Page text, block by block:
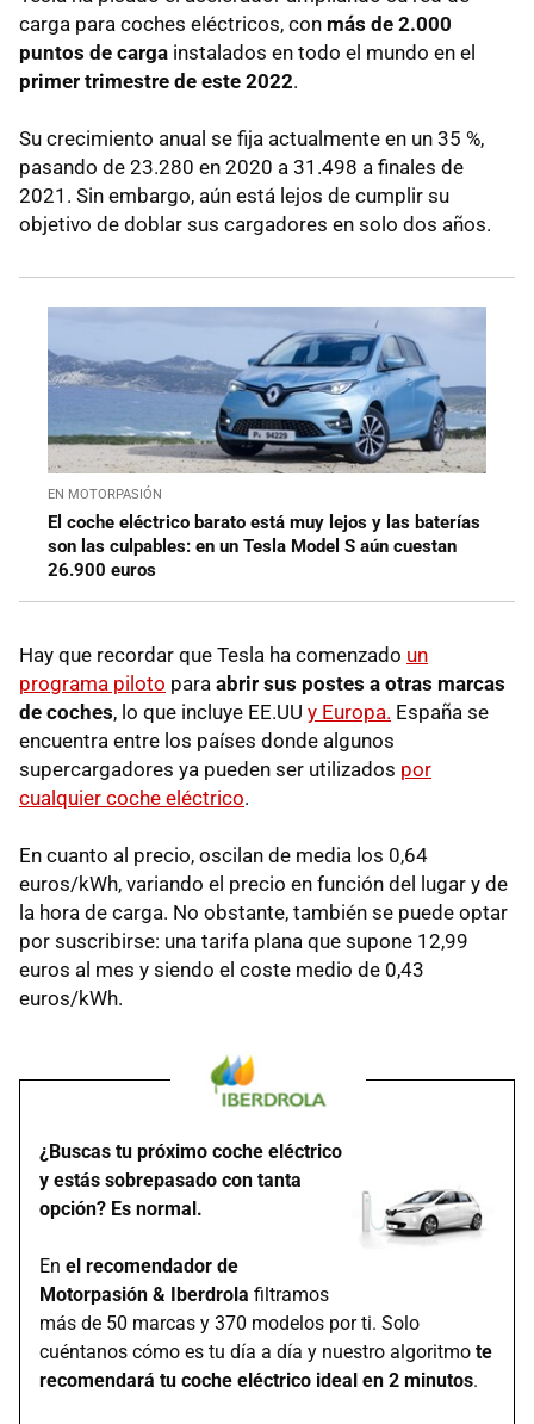
carga para coches eléctricos, con más de 2.000
puntos de carga instalados en todo el mundo en el
primer trimestre de este 2022.
Su crecimiento anual se fija actualmente en un 35 %,
pasando de 23.280 en 2020 a 31.498 a finales de
2021. Sin embargo, aún está lejos de cumplir su
objetivo de doblar sus cargadores en solo dos años.
EN MOTORPASIÓN
El coche eléctrico barato está muy lejos y las baterías
son las culpables: en un Tesla Model S aún cuestan
26.900 euros
Hay que recordar que Tesla ha comenzado un
programa piloto para abrir sus postes a otras marcas
de coches, lo que incluye EE.UU y Europa. España se
encuentra entre los países donde algunos
supercargadores ya pueden ser utilizados por
cualquier coche eléctrico.
En cuanto al precio, oscilan de media los 0,64
euros/kWh, variando el precio en función del lugar y de
la hora de carga. No obstante, también se puede optar
por suscribirse: una tarifa plana que supone 12,99
euros al mes y siendo el coste medio de 0,43
euros/kWh.
¿Buscas tu próximo coche eléctrico
y estás sobrepasado con tanta
opción? Es normal.
En el recomendador de
Motorpasión & Iberdrola filtramos
más de 50 marcas y 370 modelos por ti. Solo
cuéntanos cómo es tu día a día y nuestro algoritmo te
recomendará tu coche eléctrico ideal en 2 minutos.